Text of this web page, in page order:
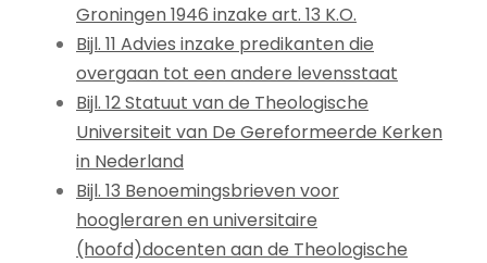
Groningen 1946 inzake art. 13 K.O.
Bijl. 11 Advies inzake predikanten die
overgaan tot een andere levensstaat
Bijl. 12 Statuut van de Theologische
Universiteit van De Gereformeerde Kerken
in Nederland
Bijl. 13 Benoemingsbrieven voor
hoogleraren en universitaire
(hoofd)docenten aan de Theologische